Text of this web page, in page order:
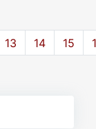
13 14 15